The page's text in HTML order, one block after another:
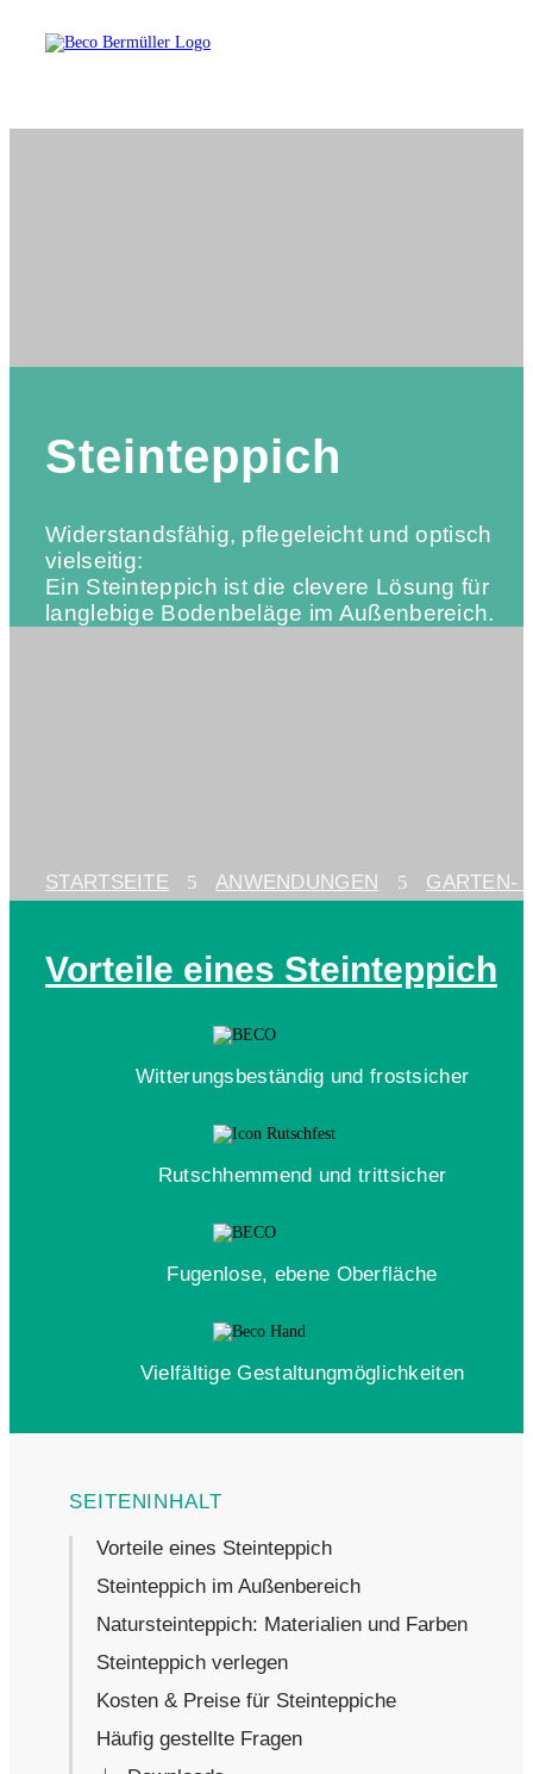
Steinteppich
Widerstandsfähig, pflegeleicht und optisch
vielseitig:
Ein Steinteppich ist die clevere Lösung für
langlebige Bodenbeläge im Außenbereich.
STARTSEITE 5 ANWENDUNGEN 5 GARTEN-
Vorteile eines Steinteppich
Witterungsbeständig und frostsicher
Rutschhemmend und trittsicher
Fugenlose, ebene Oberfläche
Vielfältige Gestaltungmöglichkeiten
Vorteile eines Steinteppich
Steinteppich im Außenbereich
Natursteinteppich: Materialien und Farben
Steinteppich verlegen
Kosten & Preise für Steinteppiche
Häufig gestellte Fragen